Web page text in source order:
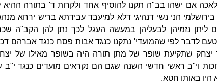
אם ישהו בב"ה תקנו להוסיף אחד ולקרות ד' בתורה
הני נשי דנהיגי דלא למיעבד עבידתא בריש ירחא
ליתן נזמיהן לבעליהן במעשה העגל לכך נתן להן הקב"ה
לדבר לפי שהמועדי' נתקנו כנגד אבות פסח כנגד אברהם
יצחק שתקיעת שופר של מתן תורה היה בשופר מאילו של
וי"ב ראשי חדשי השנה שגם הם נקראים מועדים כנגד י"ב
היו באותו חטא.